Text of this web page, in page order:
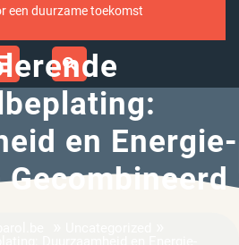
een duurzame toekomst
Open
Menu
en Energie-